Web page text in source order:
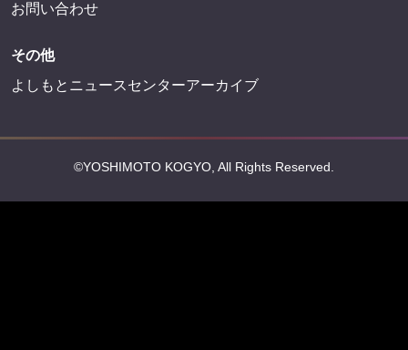
お問い合わせ
その他
よしもとニュースセンターアーカイブ
©YOSHIMOTO KOGYO, All Rights Reserved.